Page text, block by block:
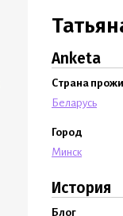
Anketa
Страна
Беларусь
Город
Минск
История
Блог